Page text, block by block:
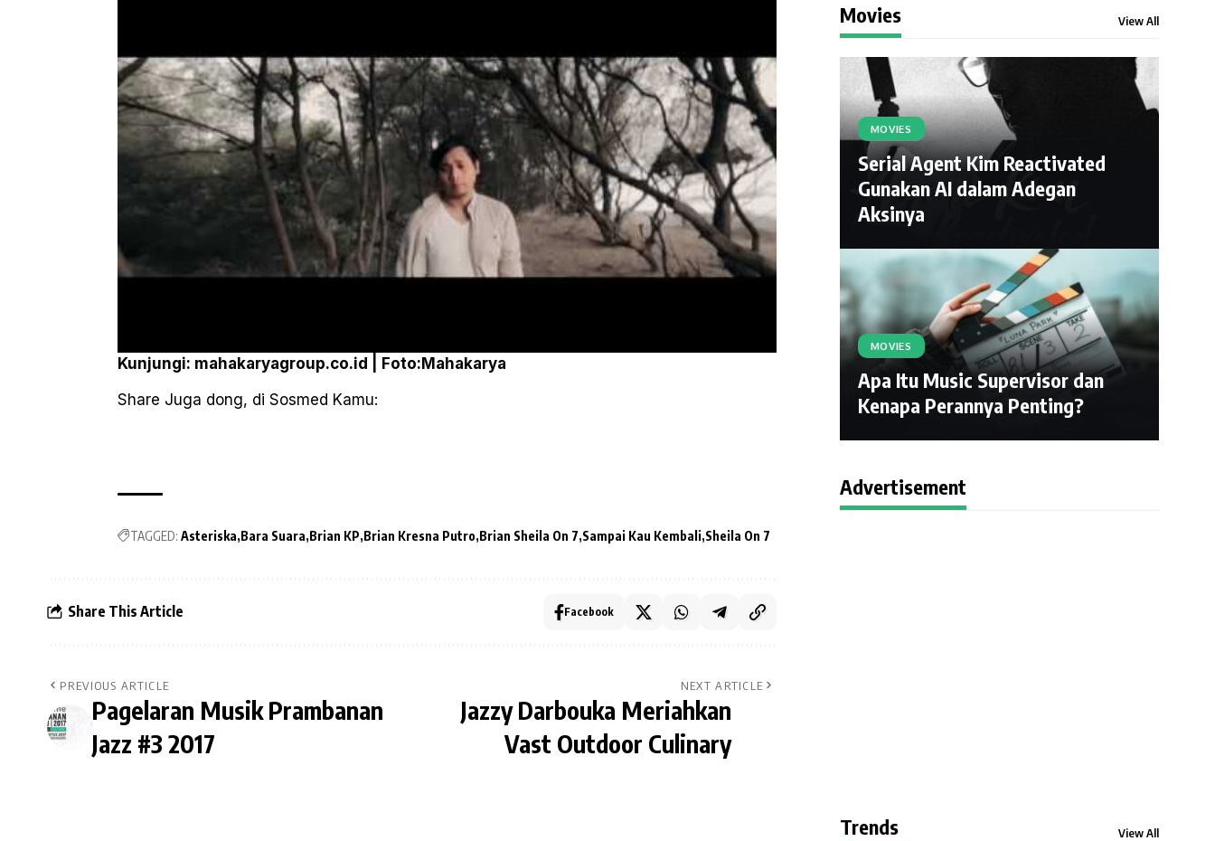
Kunjungi: mahakaryagroup.co.id | Foto:Mahakarya
Share Juga dong, di Sosmed Kamu:
TAGGED: Asteriska Bara Suara Brian KP Brian Kresna Putro Brian Sheila On 7 Sampai Kau Kembali Sheila On 7
Share This Article Facebook
PREVIOUS ARTICLE
Pagelaran Musik Prambanan
Jazz #3 2017
NEXT ARTICLE
Jazzy Darbouka Meriahkan
Vast Outdoor Culinary
Movies View All
MOVIES
Serial Agent Kim Reactivated
Gunakan AI dalam Adegan
Aksinya
MOVIES
Apa Itu Music Supervisor dan
Kenapa Perannya Penting?
Advertisement
Trends View All